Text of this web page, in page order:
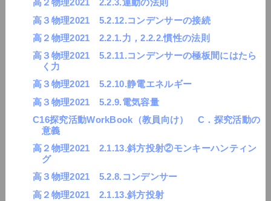
高２物理2021 2.2.3.運動の法則
高３物理2021 5.2.12.コンデンサーの接続
高２物理2021 2.2.1.力，2.2.2.慣性の法則
高３物理2021 5.2.11.コンデンサーの極板間にはたら
く力
高３物理2021 5.2.10.静電エネルギー
高３物理2021 5.2.9.電気容量
C16探究活動WorkBook（教員向け） C．探究活動の
意義
高２物理2021 2.1.13.斜方投射②モンキーハンティン
グ
高３物理2021 5.2.8.コンデンサー
高２物理2021 2.1.13.斜方投射